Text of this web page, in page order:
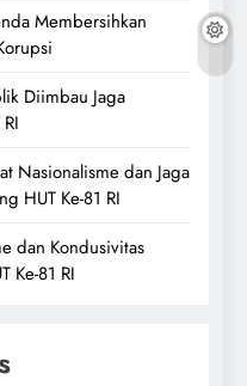
Membersihkan
Diimbau Jaga
Nasionalisme dan Jaga
HUT Ke-81 RI
dan Kondusivitas
Ke-81 RI